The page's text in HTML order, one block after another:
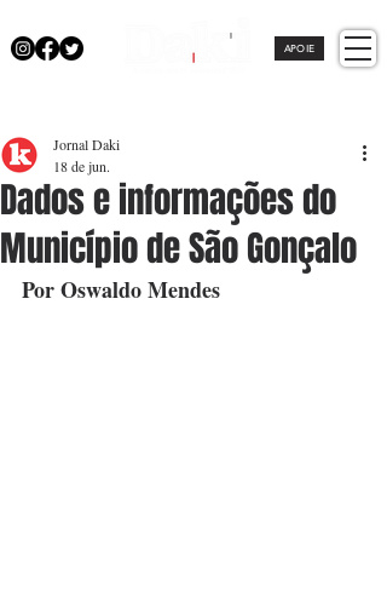
APOIE
Dados e informações do
Município de São Gonçalo
Jornal Daki
18 de jun.
Por Oswaldo Mendes